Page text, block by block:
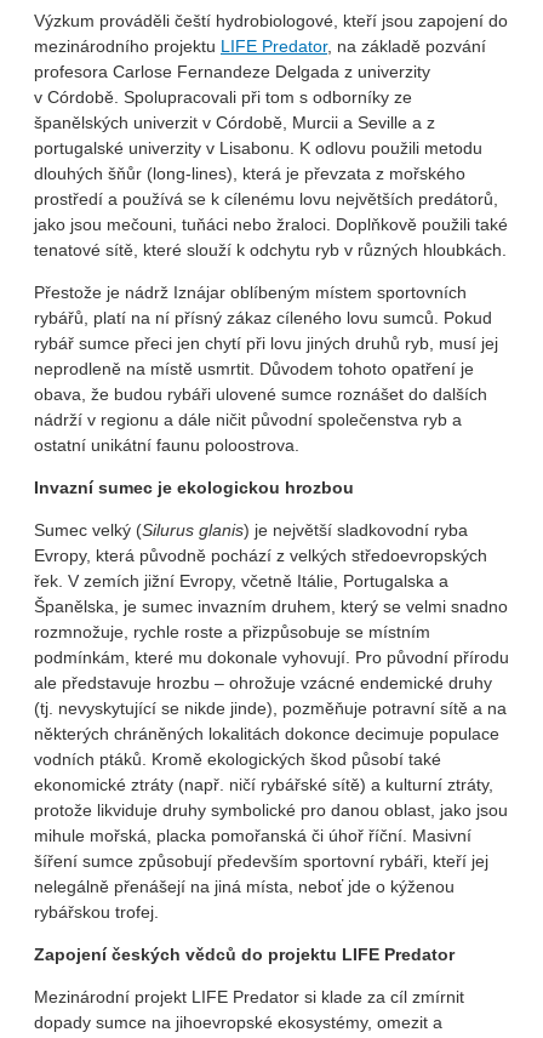
Výzkum prováděli čeští hydrobiologové, kteří jsou zapojení do
mezinárodního projektu LIFE Predator, na základě pozvání
profesora Carlose Fernandeze Delgada z univerzity
v Córdobě. Spolupracovali při tom s odborníky ze
španělských univerzit v Córdobě, Murcii a Seville a z
portugalské univerzity v Lisabonu. K odlovu použili metodu
dlouhých šňůr (long-lines), která je převzata z mořského
prostředí a používá se k cílenému lovu největších predátorů,
jako jsou mečouni, tuňáci nebo žraloci. Doplňkově použili také
tenatové sítě, které slouží k odchytu ryb v různých hloubkách.
Přestože je nádrž Iznájar oblíbeným místem sportovních
rybářů, platí na ní přísný zákaz cíleného lovu sumců. Pokud
rybář sumce přeci jen chytí při lovu jiných druhů ryb, musí jej
neprodleně na místě usmrtit. Důvodem tohoto opatření je
obava, že budou rybáři ulovené sumce roznášet do dalších
nádrží v regionu a dále ničit původní společenstva ryb a
ostatní unikátní faunu poloostrova.
Invazní sumec je ekologickou hrozbou
Sumec velký (Silurus glanis) je největší sladkovodní ryba
Evropy, která původně pochází z velkých středoevropských
řek. V zemích jižní Evropy, včetně Itálie, Portugalska a
Španělska, je sumec invazním druhem, který se velmi snadno
rozmnožuje, rychle roste a přizpůsobuje se místním
podmínkám, které mu dokonale vyhovují. Pro původní přírodu
ale představuje hrozbu – ohrožuje vzácné endemické druhy
(tj. nevyskytující se nikde jinde), pozměňuje potravní sítě a na
některých chráněných lokalitách dokonce decimuje populace
vodních ptáků. Kromě ekologických škod působí také
ekonomické ztráty (např. ničí rybářské sítě) a kulturní ztráty,
protože likviduje druhy symbolické pro danou oblast, jako jsou
mihule mořská, placka pomořanská či úhoř říční. Masivní
šíření sumce způsobují především sportovní rybáři, kteří jej
nelegálně přenášejí na jiná místa, neboť jde o kýženou
rybářskou trofej.
Zapojení českých vědců do projektu LIFE Predator
Mezinárodní projekt LIFE Predator si klade za cíl zmírnit
dopady sumce na jihoevropské ekosystémy, omezit a